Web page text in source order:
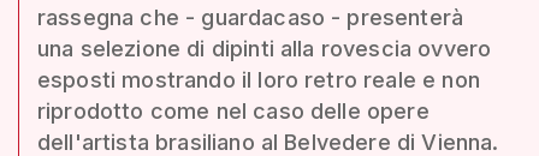
rassegna che - guardacaso - presenterà
una selezione di dipinti alla rovescia ovvero
esposti mostrando il loro retro reale e non
riprodotto come nel caso delle opere
dell'artista brasiliano al Belvedere di Vienna.